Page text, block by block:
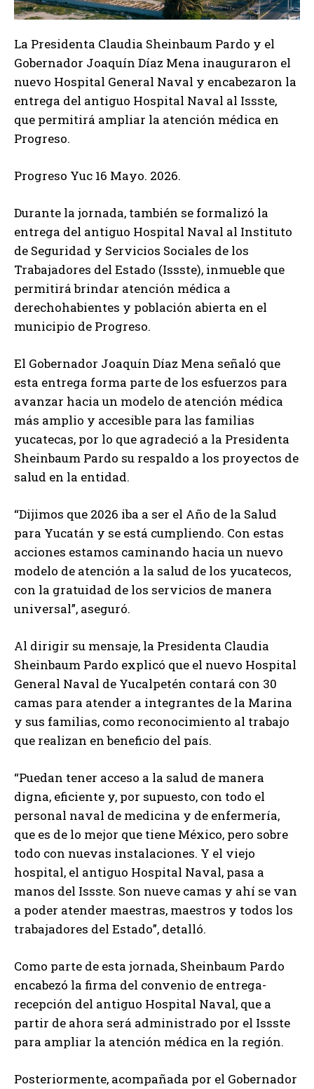
La Presidenta Claudia Sheinbaum Pardo y el
Gobernador Joaquín Díaz Mena inauguraron el
nuevo Hospital General Naval y encabezaron la
entrega del antiguo Hospital Naval al Issste,
que permitirá ampliar la atención médica en
Progreso.
Progreso Yuc 16 Mayo. 2026.
Durante la jornada, también se formalizó la
entrega del antiguo Hospital Naval al Instituto
de Seguridad y Servicios Sociales de los
Trabajadores del Estado (Issste), inmueble que
permitirá brindar atención médica a
derechohabientes y población abierta en el
municipio de Progreso.
El Gobernador Joaquín Díaz Mena señaló que
esta entrega forma parte de los esfuerzos para
avanzar hacia un modelo de atención médica
más amplio y accesible para las familias
yucatecas, por lo que agradeció a la Presidenta
Sheinbaum Pardo su respaldo a los proyectos de
salud en la entidad.
“Dijimos que 2026 iba a ser el Año de la Salud
para Yucatán y se está cumpliendo. Con estas
acciones estamos caminando hacia un nuevo
modelo de atención a la salud de los yucatecos,
con la gratuidad de los servicios de manera
universal”, aseguró.
Al dirigir su mensaje, la Presidenta Claudia
Sheinbaum Pardo explicó que el nuevo Hospital
General Naval de Yucalpetén contará con 30
camas para atender a integrantes de la Marina
y sus familias, como reconocimiento al trabajo
que realizan en beneficio del país.
“Puedan tener acceso a la salud de manera
digna, eficiente y, por supuesto, con todo el
personal naval de medicina y de enfermería,
que es de lo mejor que tiene México, pero sobre
todo con nuevas instalaciones. Y el viejo
hospital, el antiguo Hospital Naval, pasa a
manos del Issste. Son nueve camas y ahí se van
a poder atender maestras, maestros y todos los
trabajadores del Estado”, detalló.
Como parte de esta jornada, Sheinbaum Pardo
encabezó la firma del convenio de entrega-
recepción del antiguo Hospital Naval, que a
partir de ahora será administrado por el Issste
para ampliar la atención médica en la región.
Posteriormente, acompañada por el Gobernador